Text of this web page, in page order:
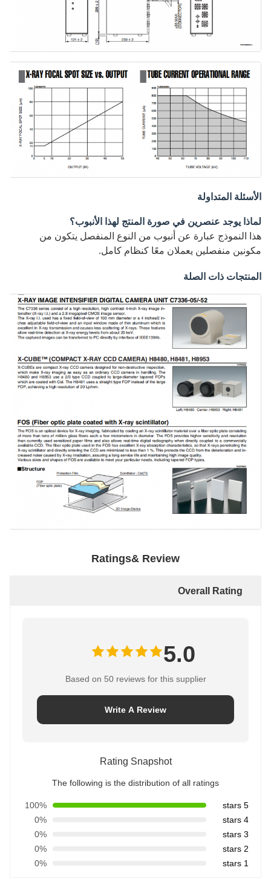
الأسئلة المتداولة
لماذا يوجد عنصرين في صورة المنتج لهذا الأنبوب؟
هذا النموذج عبارة عن أنبوب من النوع المنفصل يتكون من
مكونين منفصلين يعملان معًا كنظام كامل.
المنتجات ذات الصلة
Ratings& Review
Overall Rating
5.0
Based on 50 reviews for this supplier
Write A Review
Rating Snapshot
The following is the distribution of all ratings
5 stars
100%
4 stars
0%
3 stars
0%
2 stars
0%
1 stars
0%